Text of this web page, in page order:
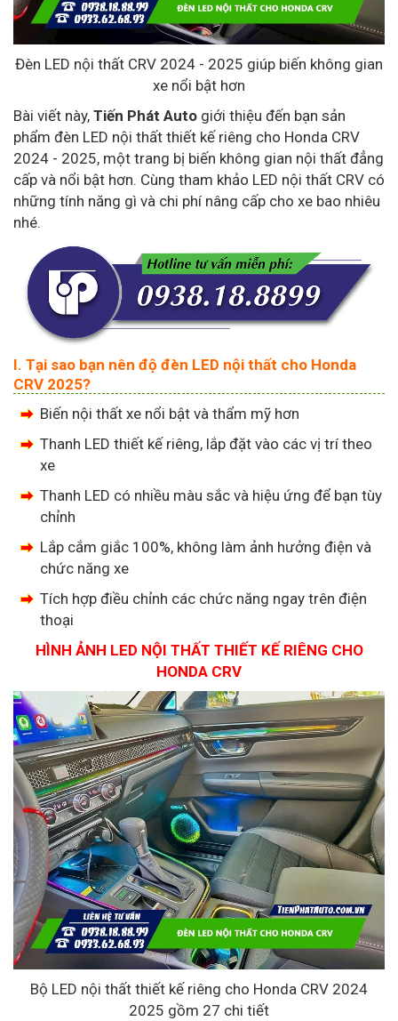
Đèn LED nội thất CRV 2024 - 2025 giúp biến không gian
xe nổi bật hơn
Bài viết này, Tiến Phát Auto giới thiệu đến bạn sản
phẩm đèn LED nội thất thiết kế riêng cho Honda CRV
2024 - 2025, một trang bị biến không gian nội thất đẳng
cấp và nổi bật hơn. Cùng tham khảo LED nội thất CRV có
những tính năng gì và chi phí nâng cấp cho xe bao nhiêu
nhé.
I. Tại sao bạn nên độ đèn LED nội thất cho Honda
CRV 2025?
Biến nội thất xe nổi bật và thẩm mỹ hơn
Thanh LED thiết kế riêng, lắp đặt vào các vị trí theo
xe
Thanh LED có nhiều màu sắc và hiệu ứng để bạn tùy
chỉnh
Lắp cắm giắc 100%, không làm ảnh hưởng điện và
chức năng xe
Tích hợp điều chỉnh các chức năng ngay trên điện
thoại
HÌNH ẢNH LED NỘI THẤT THIẾT KẾ RIÊNG CHO
HONDA CRV
Bộ LED nội thất thiết kế riêng cho Honda CRV 2024
2025 gồm 27 chi tiết